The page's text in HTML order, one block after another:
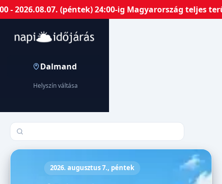
(péntek) 24:00-ig Magyarország teljes
Dalmand
Helyszín váltása
Település keresése
2026. augusztus 7., péntek